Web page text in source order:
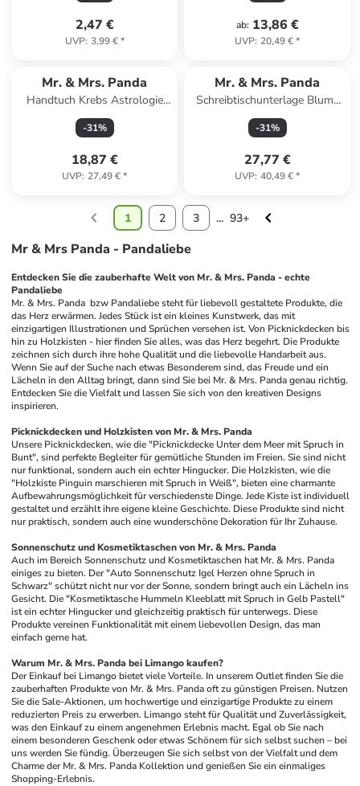
2,47 €
UVP: 3,99 €*
ab: 13,86 €
UVP: 20,49 €*
Mr. & Mrs. Panda
Handtuch Krebs Astrologie
Design ohne Spruch in Weiß
-31%
18,87 €
UVP: 27,49 €*
Mr. & Mrs. Panda
Schreibtischunterlage Blume
Mohnblume Design mi... in
Weiß
-31%
27,77 €
UVP: 40,49 €*
1 2 3 ... 93+
Mr & Mrs Panda - Pandaliebe
Entdecken Sie die zauberhafte Welt von Mr. & Mrs. Panda - echte
Pandaliebe
Mr. & Mrs. Panda  bzw Pandaliebe steht für liebevoll gestaltete Produkte, die
das Herz erwärmen. Jedes Stück ist ein kleines Kunstwerk, das mit
einzigartigen Illustrationen und Sprüchen versehen ist. Von Picknickdecken bis
hin zu Holzkisten - hier finden Sie alles, was das Herz begehrt. Die Produkte
zeichnen sich durch ihre hohe Qualität und die liebevolle Handarbeit aus.
Wenn Sie auf der Suche nach etwas Besonderem sind, das Freude und ein
Lächeln in den Alltag bringt, dann sind Sie bei Mr. & Mrs. Panda genau richtig.
Entdecken Sie die Vielfalt und lassen Sie sich von den kreativen Designs
inspirieren.
Picknickdecken und Holzkisten von Mr. & Mrs. Panda
Unsere Picknickdecken, wie die "Picknickdecke Unter dem Meer mit Spruch in
Bunt", sind perfekte Begleiter für gemütliche Stunden im Freien. Sie sind nicht
nur funktional, sondern auch ein echter Hingucker. Die Holzkisten, wie die
"Holzkiste Pinguin marschieren mit Spruch in Weiß", bieten eine charmante
Aufbewahrungsmöglichkeit für verschiedenste Dinge. Jede Kiste ist individuell
gestaltet und erzählt ihre eigene kleine Geschichte. Diese Produkte sind nicht
nur praktisch, sondern auch eine wunderschöne Dekoration für Ihr Zuhause.
Sonnenschutz und Kosmetiktaschen von Mr. & Mrs. Panda
Auch im Bereich Sonnenschutz und Kosmetiktaschen hat Mr. & Mrs. Panda
einiges zu bieten. Der "Auto Sonnenschutz Igel Herzen ohne Spruch in
Schwarz" schützt nicht nur vor der Sonne, sondern bringt auch ein Lächeln ins
Gesicht. Die "Kosmetiktasche Hummeln Kleeblatt mit Spruch in Gelb Pastell"
ist ein echter Hingucker und gleichzeitig praktisch für unterwegs. Diese
Produkte vereinen Funktionalität mit einem liebevollen Design, das man
einfach gerne hat.
Warum Mr. & Mrs. Panda bei Limango kaufen?
Der Einkauf bei Limango bietet viele Vorteile. In unserem Outlet finden Sie die
zauberhaften Produkte von Mr. & Mrs. Panda oft zu günstigen Preisen. Nutzen
Sie die Sale-Aktionen, um hochwertige und einzigartige Produkte zu einem
reduzierten Preis zu erwerben. Limango steht für Qualität und Zuverlässigkeit,
was den Einkauf zu einem angenehmen Erlebnis macht. Egal ob Sie nach
einem besonderen Geschenk oder etwas Schönem für sich selbst suchen – bei
uns werden Sie fündig. Überzeugen Sie sich selbst von der Vielfalt und dem
Charme der Mr. & Mrs. Panda Kollektion und genießen Sie ein einmaliges
Shopping-Erlebnis.